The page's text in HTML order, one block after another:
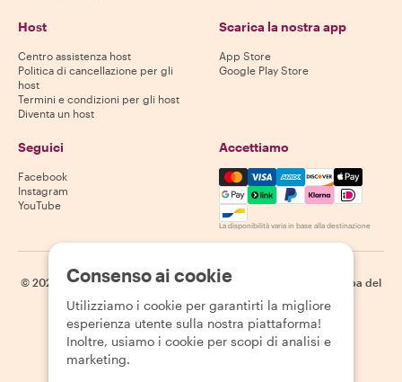
Host
Centro assistenza host
Politica di cancellazione per gli
host
Termini e condizioni per gli host
Diventa un host
Scarica la nostra app
App Store
Google Play Store
Seguici
Facebook
Instagram
YouTube
Accettiamo
Mastercard, Visa, Amex,
La disponibilità varia in base alla destinazione
© 2026 Withlocals.com | Informativa sulla privacy
Mappa del
Consenso ai cookie
Utilizziamo i cookie per garantirti la migliore
esperienza utente sulla nostra piattaforma!
Inoltre, usiamo i cookie per scopi di analisi e
marketing.